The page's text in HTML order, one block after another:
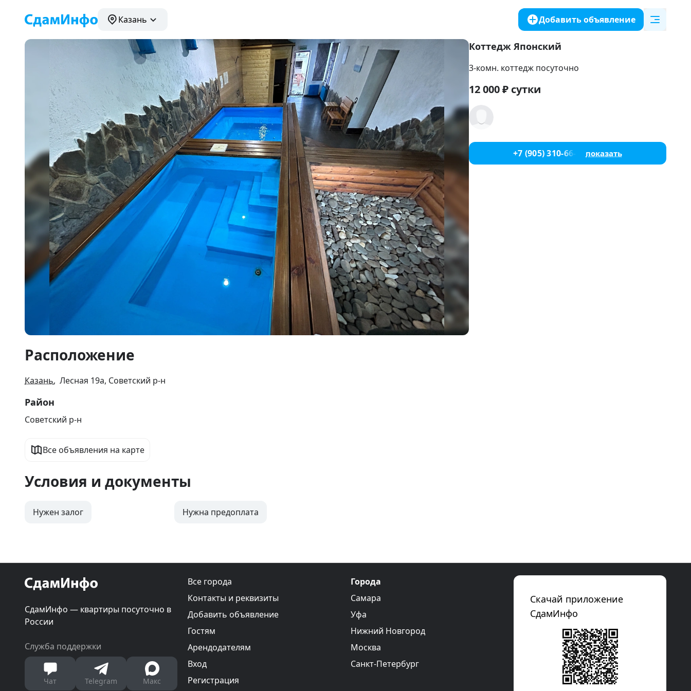
Казань Добавить объявление
1
10
Расположение
Казань, Лесная 19а, Советский р-н
Район
Советский р-н
Все объявления на карте
Условия и документы
Нужен залог Нужна предоплата
Коттедж Японский
3-комн. коттедж посуточно
12 000₽ сутки
+7 (905) 310-66-05 показать
СдамИнфо — квартиры посуточно в
России
Служба поддержки
Чат Telegram Макс
Все города
Контакты и реквизиты
Добавить объявление
Гостям
Арендодателям
Вход
Регистрация
Города
Самара
Уфа
Нижний Новгород
Москва
Санкт-Петербург
Скачай приложение
СдамИнфо